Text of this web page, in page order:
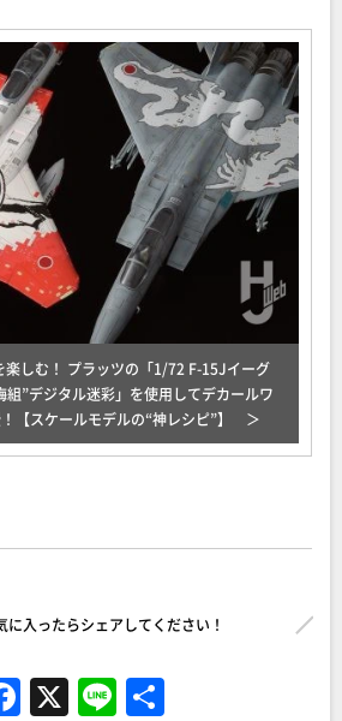
楽しむ！ プラッツの「1/72 F-15Jイーグ
”デジタル迷彩」を使用してデカールワ
【スケールモデルの“神レシピ”】
に入ったらシェアしてください！
F X Li